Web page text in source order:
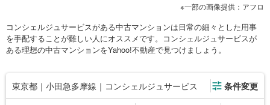
一部の画像提供：アフロ
コンシェルジュサービスがある中古マンションは日常の細々とした用事
を手配することが難しい人にオススメです。コンシェルジュサービスが
ある理想の中古マンションをYahoo!不動産で見つけましょう。
東京都｜小田急多摩線｜コンシェルジュサービス 条件変更